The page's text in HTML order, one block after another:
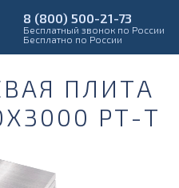
8 (800) 500-21-73
Бесплатный звонок по России
Бесплатно по России
ПЛИТА
РТ-Т